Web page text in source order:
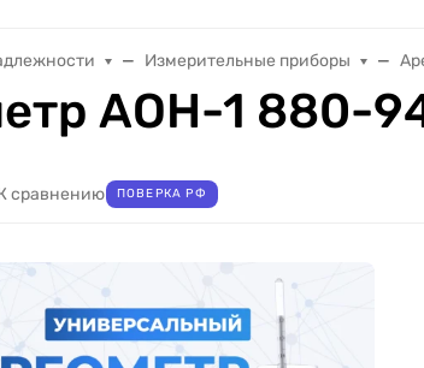
Измерительные приборы
АОН-1 880-
сравнению ПОВЕРКА РФ